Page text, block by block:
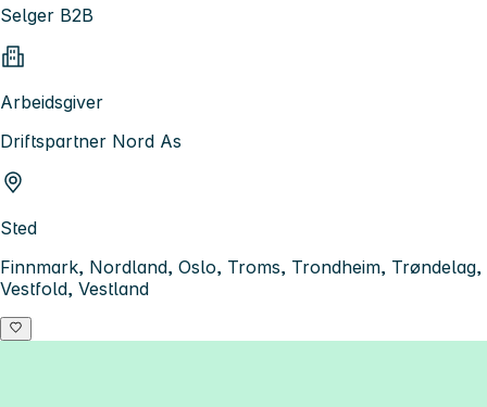
Selger B2B
Arbeidsgiver
Driftspartner Nord As
Sted
Finnmark, Nordland, Oslo, Troms, Trondheim, Trøndelag,
Vestfold, Vestland